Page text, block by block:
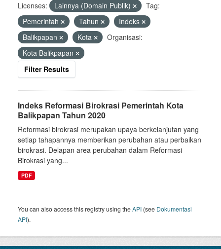
Licenses: Lainnya (Domain Publik)
Tag:
Pemerintah
Tahun
Indeks
Balikpapan
Kota
Organisasi:
Kota Balikpapan
Filter Results
Indeks Reformasi Birokrasi Pemerintah Kota
Balikpapan Tahun 2020
Reformasi birokrasi merupakan upaya berkelanjutan yang
setiap tahapannya memberikan perubahan atau perbaikan
birokrasi. Delapan area perubahan dalam Reformasi
Birokrasi yang...
PDF
You can also access this registry using theAPI (see Dokumentasi
API).